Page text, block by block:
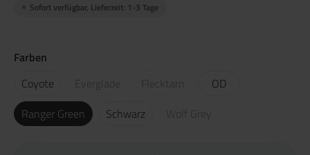
Sofort verfügbar, Lieferzeit: 1-3 Tage
Farben
Coyote
OD
Ranger Green
Schwarz Wolf Grey